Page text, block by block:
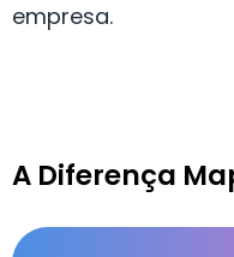
empresa.
A Diferença